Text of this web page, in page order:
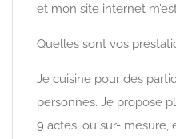
et mon site internet
Quelles sont vos
Je cuisine pour des
personnes. Je propose
9 actes, ou sur- mesure,